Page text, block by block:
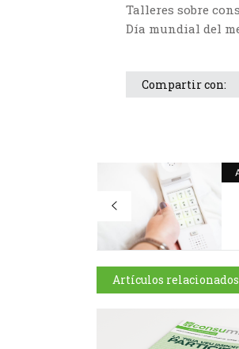
Talleres sobre
Día mundial del
Compartir con:
Artículos relacionados